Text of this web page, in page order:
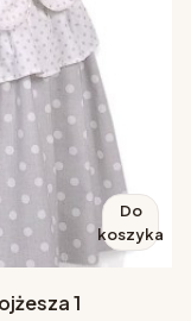
Do
koszyka
1